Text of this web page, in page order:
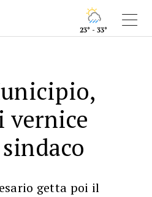
23° - 33°
vernice
getta poi il